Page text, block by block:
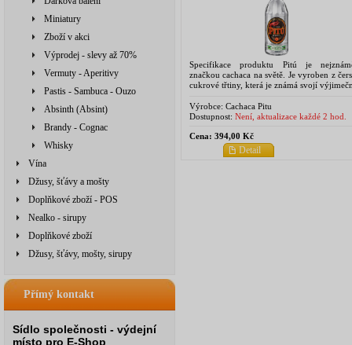
Miniatury
Zboží v akci
Výprodej - slevy až 70%
Vermuty - Aperitivy
Pastis - Sambuca - Ouzo
Absinth (Absint)
Brandy - Cognac
Whisky
Vína
Džusy, šťávy a mošty
Doplňkové zboží - POS
Nealko - sirupy
Doplňkové zboží
Džusy, šťávy, mošty, sirupy
Přímý kontakt
Sídlo společnosti - výdejní
místo pro E-Shop
Specifikace produktu Pitú je
značkou cachaca na světě. Je vyroben z
cukrové třtiny, která je známá svojí
drinků, Pitú je základem pro...
Výrobce: Cachaca Pitu
Dostupnost: Není, aktualizace každé 2 hod.
Cena: 394,00 Kč
Detail